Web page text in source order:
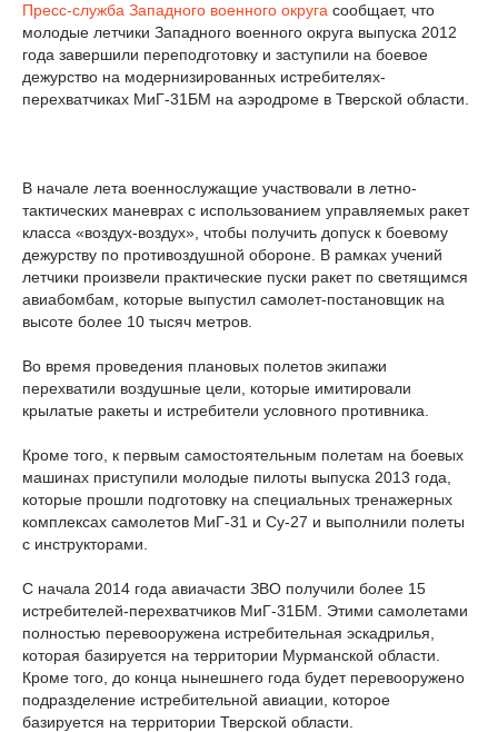
Пресс-служба Западного военного округа сообщает, что
молодые летчики Западного военного округа выпуска 2012
года завершили переподготовку и заступили на боевое
дежурство на модернизированных истребителях-
перехватчиках МиГ-31БМ на аэродроме в Тверской области.
В начале лета военнослужащие участвовали в летно-
тактических маневрах с использованием управляемых ракет
класса «воздух-воздух», чтобы получить допуск к боевому
дежурству по противоздушной обороне. В рамках учений
летчики произвели практические пуски ракет по светящимся
авиабомбам, которые выпустил самолет-постановщик на
высоте более 10 тысяч метров.
Во время проведения плановых полетов экипажи
перехватили воздушные цели, которые имитировали
крылатые ракеты и истребители условного противника.
Кроме того, к первым самостоятельным полетам на боевых
машинах приступили молодые пилоты выпуска 2013 года,
которые прошли подготовку на специальных тренажерных
комплексах самолетов МиГ-31 и Су-27 и выполнили полеты
с инструкторами.
С начала 2014 года авиачасти ЗВО получили более 15
истребителей-перехватчиков МиГ-31БМ. Этими самолетами
полностью перевооружена истребительная эскадрилья,
которая базируется на территории Мурманской области.
Кроме того, до конца нынешнего года будет перевооружено
подразделение истребительной авиации, которое
базируется на территории Тверской области.